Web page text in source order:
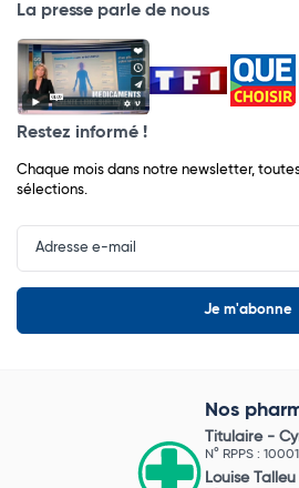
La presse parle de nous
Restez informé !
Chaque mois dans notre newsletter,
sélections.
Input
Newsletter
Nos
Titulaire -
N° RPPS :
Louise Talleu